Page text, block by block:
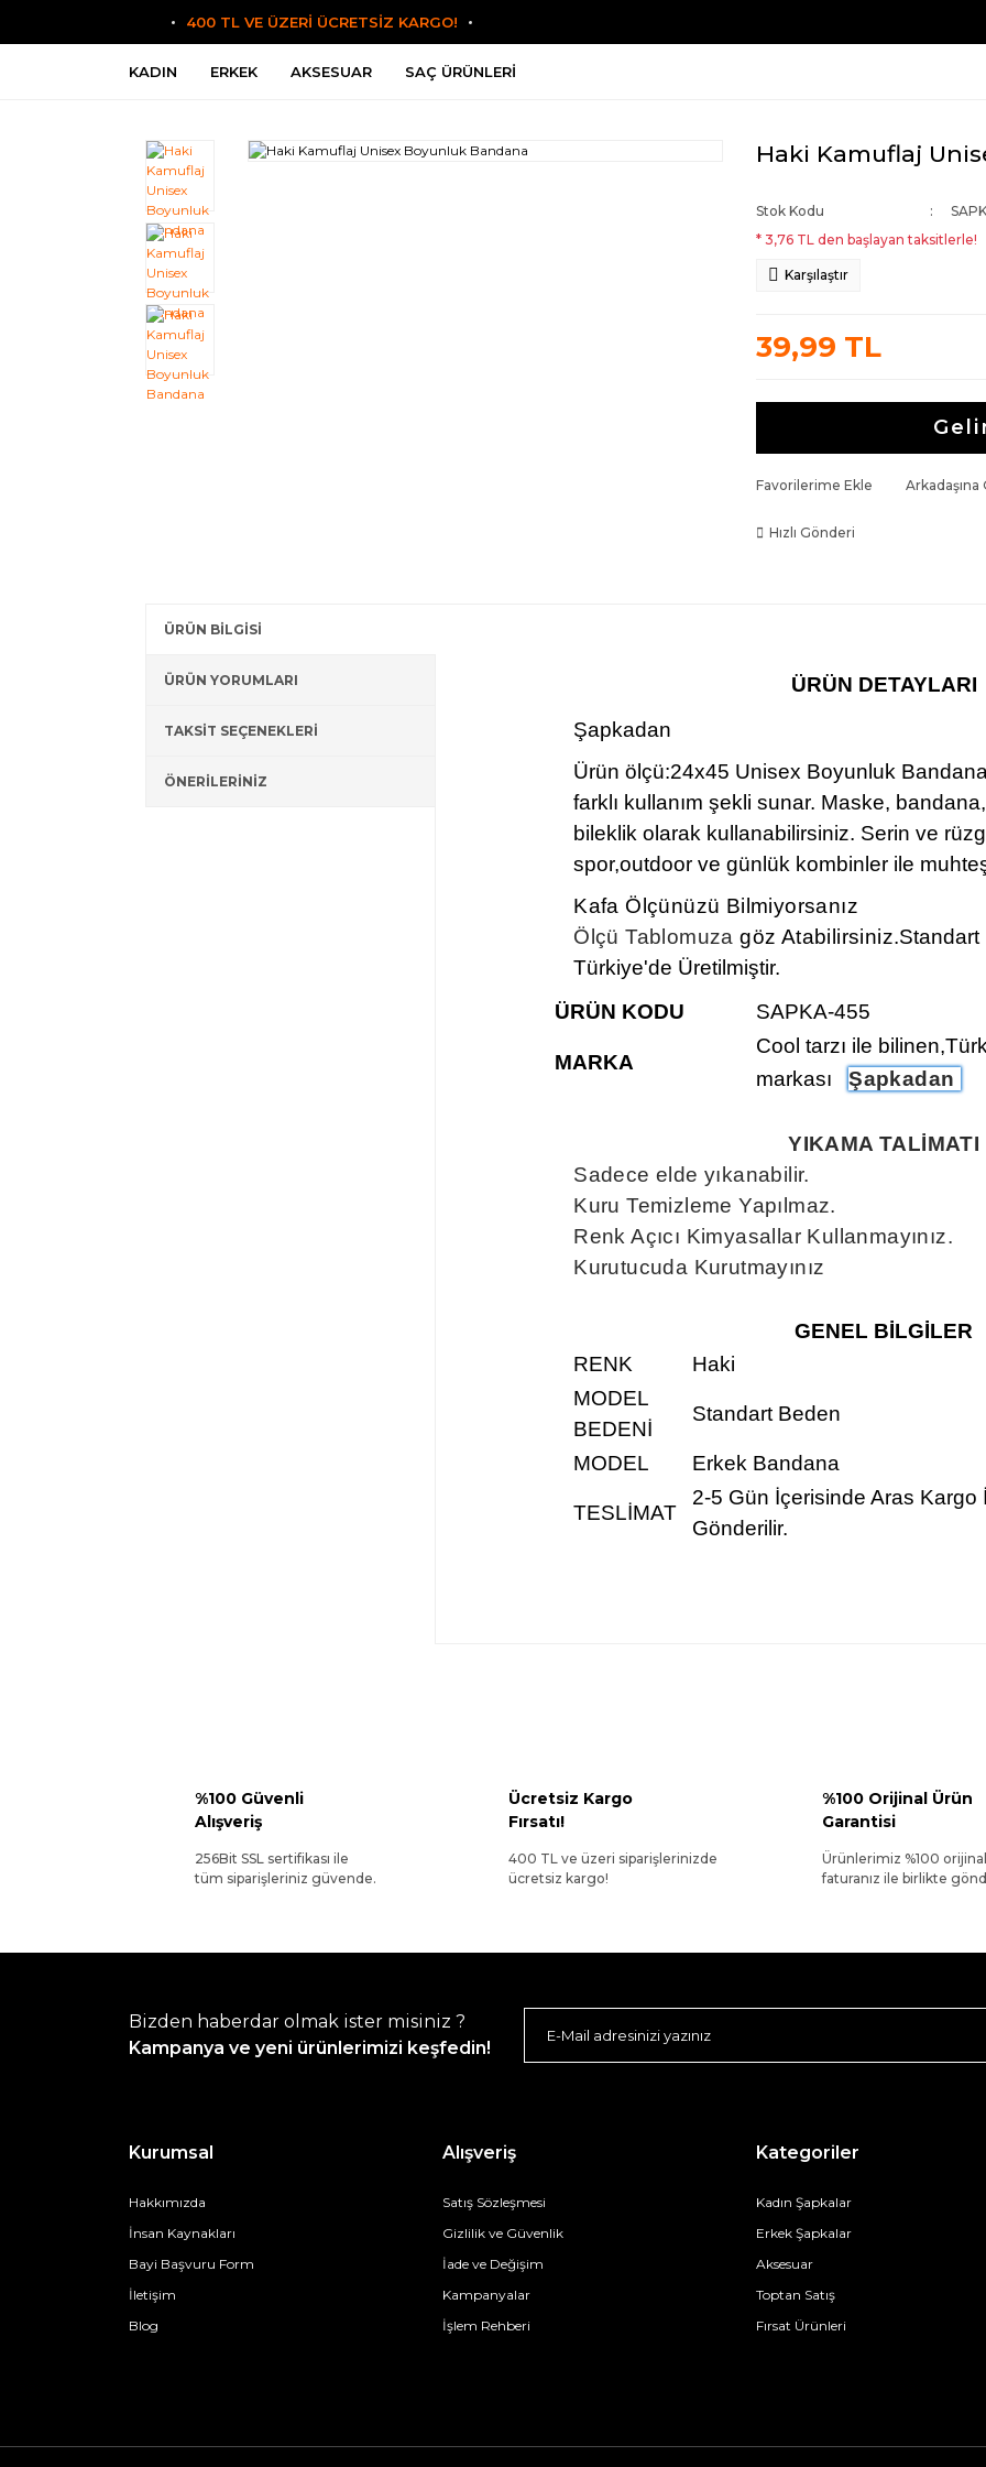
400 TL VE ÜZERİ ÜCRETSİZ KARGO!
KADIN ERKEK AKSESUAR SAÇ ÜRÜNLERI
Haki Kamuflaj
Stok Kodu
* 3,76 TL den başlayan taksitlerle!
Karşılaştır
39,99 TL
Favorilerime Ekle Arkadaşına
Hızlı Gönderi
ÜRÜN BİLGİSİ
ÜRÜN YORUMLARI
TAKSİT SEÇENEKLERİ
ÖNERİLERİNİZ
ÜRÜN DETAYLARI
Şapkadan
Ürün ölçü:24x45 Unisex Boyunluk
farklı kullanım şekli sunar. Maske,
bileklik olarak kullanabilirsiniz. Serin ve
spor,outdoor ve günlük kombinler ile
Kafa Ölçünüzü Bilmiyorsanız
Ölçü Tablomuza göz Atabilirsiniz.Standart
Türkiye'de Üretilmiştir.
ÜRÜN KODU
SAPKA-455
MARKA
Cool tarzı ile
markası
Şapkadan
YIKAMA TALİMATI
Sadece elde yıkanabilir.
Kuru Temizleme Yapılmaz.
Renk Açıcı Kimyasallar Kullanmayınız.
Kurutucuda Kurutmayınız
GENEL BİLGİLER
RENK
Haki
MODEL
BEDENİ
Standart Beden
MODEL Erkek Bandana
TESLİMAT
2-5 Gün İçerisinde Aras
Gönderilir.
%100 Güvenli
Alışveriş
256Bit SSL sertifikası ile
tüm siparişleriniz güvende.
Ücretsiz Kargo
Fırsatı!
400 TL ve üzeri siparişlerinizde
ücretsiz kargo!
%100 Orijinal Ürün
Garantisi
Ürünlerimiz %100
faturanız ile birlikte
Bizden haberdar olmak ister misiniz ?
Kampanya ve yeni ürünlerimizi keşfedin!
Kurumsal
Hakkımızda
İnsan Kaynakları
Bayi Başvuru Form
İletişim
Blog
Alışveriş
Satış Sözleşmesi
Gizlilik ve Güvenlik
İade ve Değişim
Kampanyalar
İşlem Rehberi
Kategoriler
Kadın Şapkalar
Erkek Şapkalar
Aksesuar
Toptan Satış
Fırsat Ürünleri